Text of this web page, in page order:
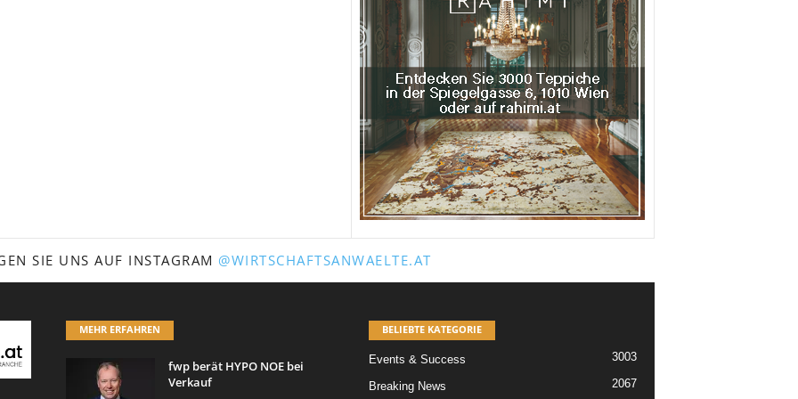
SIE UNS AUF INSTAGRAM @WIRTSCHAFTSANWAELTE.AT
MEHR ERFAHREN
fwp berät HYPO NOE bei
Verkauf
BELIEBTE KATEGORIE
Events & Success 3003
Breaking News 2067